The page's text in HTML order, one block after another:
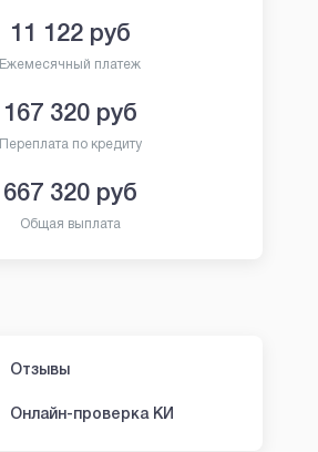
11 122руб
Ежемесячный платеж
167 320руб
Переплата по кредиту
667 320руб
Общая выплата
Отзывы
Онлайн-проверка КИ